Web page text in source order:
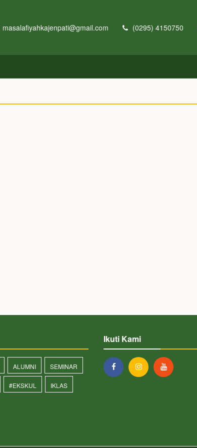
masalafiyahkajenpati@gmail.com (0295) 4150750
ALUMNI SEMINAR
#EKSKUL IKLAS
Ikuti Kami